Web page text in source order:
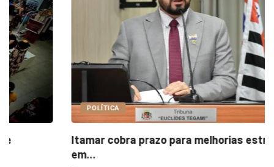
POLÍTICA
Itamar cobra prazo para melhorias estruturais